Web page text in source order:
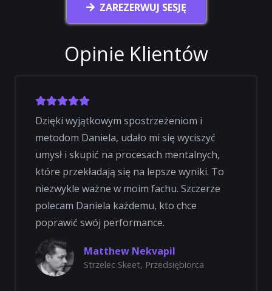
ZAREZERWUJ SESJĘ
Opinie Klientów
Dzięki wyjątkowym spostrzeżeniom i
metodom Daniela, udało mi się wyciszyć
umysł i skupić na procesach mentalnych,
które przekładają się na lepsze wyniki. To
niezwykle ważne w moim fachu. Szczerze
polecam Daniela każdemu, kto chce
poprawić swój performance.
Matthew Nekvapil
Strzelec Skeet, Przedsiębiorca